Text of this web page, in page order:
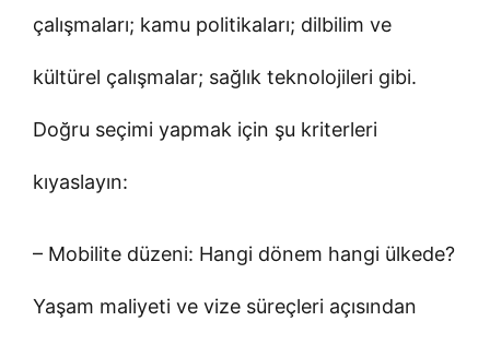
çalışmaları; kamu politikaları; dilbilim ve
kültürel çalışmalar; sağlık teknolojileri gibi.
Doğru seçimi yapmak için şu kriterleri
kıyaslayın:
– Mobilite düzeni: Hangi dönem hangi ülkede?
Yaşam maliyeti ve vize süreçleri açısından